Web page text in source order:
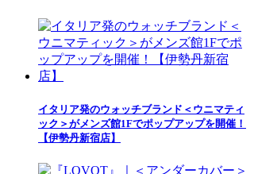
イタリア発のウォッチブランド＜ウニマティ
ック＞がメンズ館1Fでポップアップを開催！
【伊勢丹新宿店】